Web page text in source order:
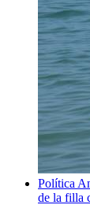
Política
de la filla